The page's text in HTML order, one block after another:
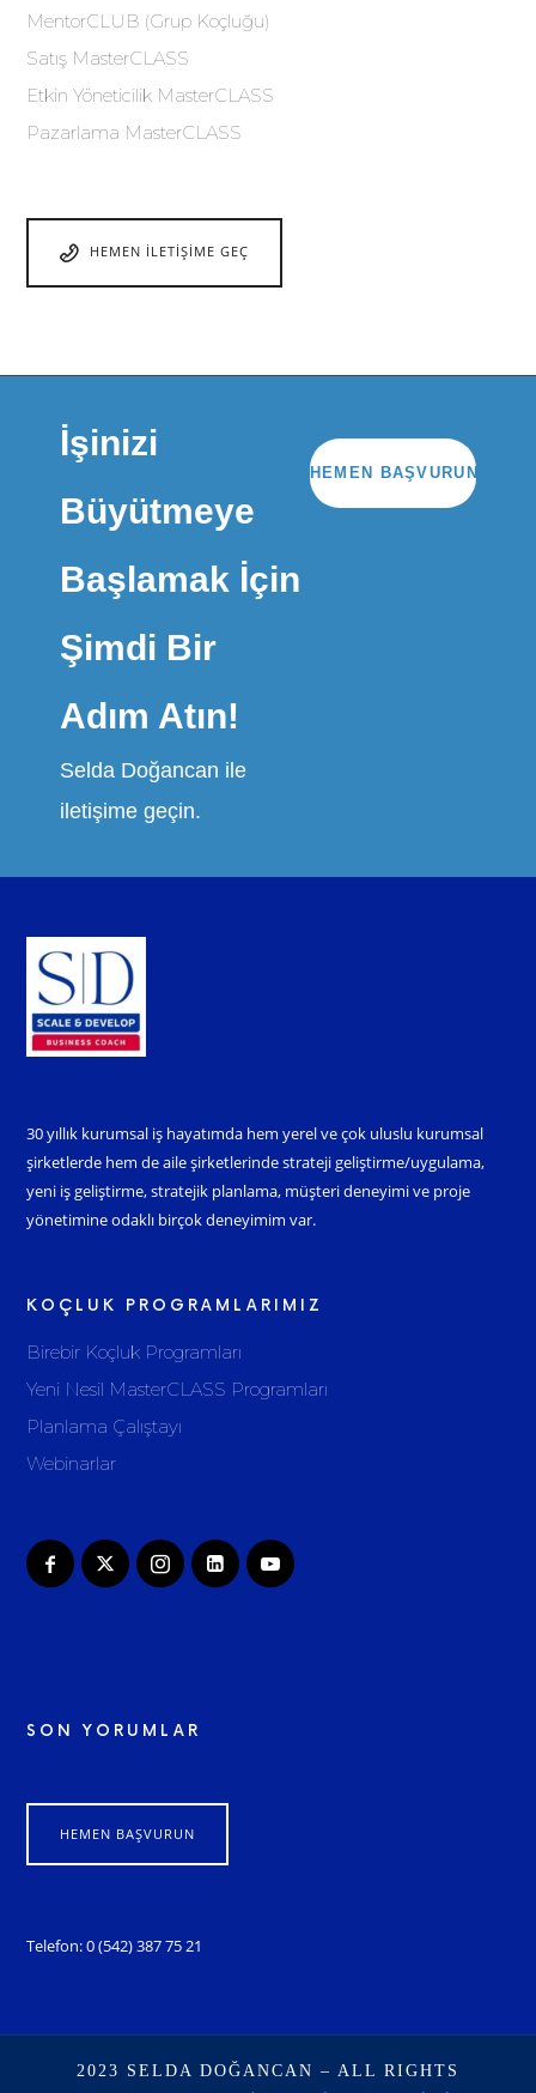
MentorCLUB (Grup Koçluğu)
Satış MasterCLASS
Etkin Yöneticilik MasterCLASS
Pazarlama MasterCLASS
HEMEN İLETIŞIME GEÇ
İşinizi
Büyütmeye
Başlamak İçin
Şimdi Bir
Adım Atın!
Selda Doğancan ile
iletişime geçin.
HEMEN BAŞVURUN
30 yıllık kurumsal iş hayatımda hem yerel ve çok uluslu kurumsal
şirketlerde hem de aile şirketlerinde strateji geliştirme/uygulama,
yeni iş geliştirme, stratejik planlama, müşteri deneyimi ve proje
yönetimine odaklı birçok deneyimim var.
KOÇLUK PROGRAMLARIMIZ
Birebir Koçluk Programları
Yeni Nesil MasterCLASS Programları
Planlama Çalıştayı
Webinarlar
SON YORUMLAR
HEMEN BAŞVURUN
Telefon: 0 (542) 387 75 21
2023 SELDA DOĞANCAN – ALL RIGHTS